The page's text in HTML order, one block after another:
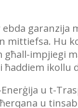
garanzija
mittiefsa. Hu
impjiegi
ħaddiem ikollu
u t-
u